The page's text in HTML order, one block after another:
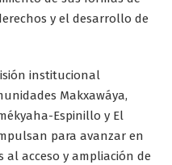
y el desarrollo de
institucional
Makxawáya,
Espinillo y El
para avanzar en
al acceso y ampliación de